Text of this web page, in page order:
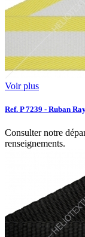
Voir plus
Ref. P 7239 - Ruban
Consulter notre
renseignements.